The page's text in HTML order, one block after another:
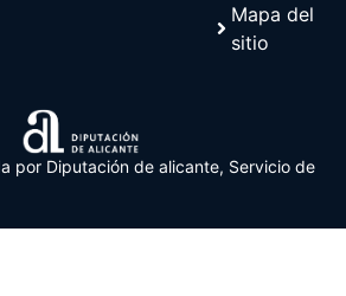
Mapa del
sitio
por Diputación de alicante, Servicio de